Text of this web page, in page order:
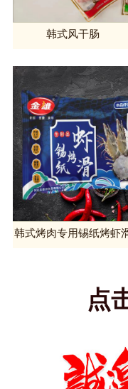
韩式风干肠
韩式烤肉专用锡纸烤虾
点